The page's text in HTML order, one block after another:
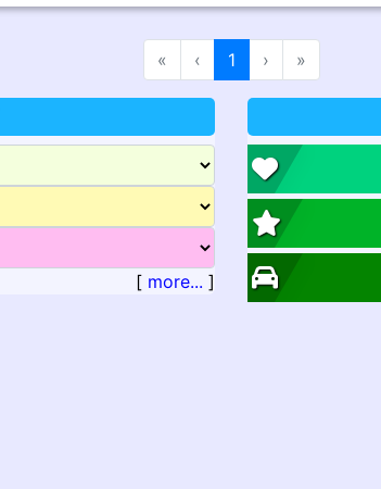
« ‹ 1(目前頁次)
› »
[ more... ]